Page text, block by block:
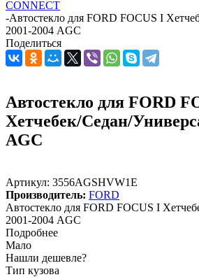
CONNECT
-Автостекло для FORD FOCUS I
2001-2004 AGC
Поделиться
Автостекло для FORD
Хетчебек/Седан/
AGC
Артикул: 3556AGSHVW1E
Производитель: FORD
Автостекло для FORD FOCUS I
2001-2004 AGC
Подробнее
Мало
Нашли дешевле?
Тип кузова